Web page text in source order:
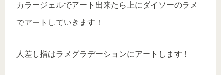
カラージェルでアート出来たら上にダイソーのラメ
でアートしていきます！
人差し指はラメグラデーションにアートします！